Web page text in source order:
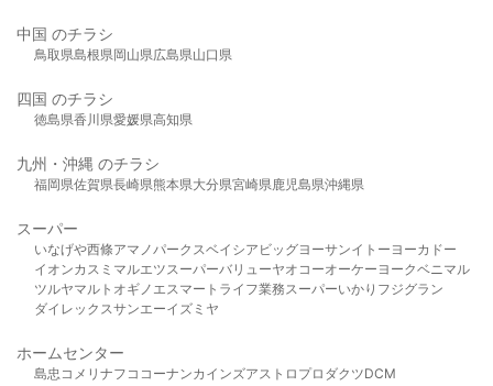
中国 のチラシ
鳥取県島根県岡山県広島県山口県
四国 のチラシ
徳島県香川県愛媛県高知県
九州・沖縄 のチラシ
福岡県佐賀県長崎県熊本県大分県宮崎県鹿児島県沖縄県
スーパー
いなげや西條アマノパークスベイシア ビッグヨーサンイトーヨーカドー
イオンカスミ マルエツスーパーバリューヤオコーオーケー ヨークベニマル
ツルヤマルト オギノ エスマート ライフ業務スーパーいかり フジグラン
ダイレックスサンエーイズミヤ
ホームセンター
島忠 コメリ ナフコ コーナンカインズアストロプロダクツDCM